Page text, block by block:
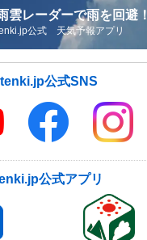
雲レーダーで雨を回避！
公式 天気予報アプリ
tenki.jp公式SNS
公式アプリ